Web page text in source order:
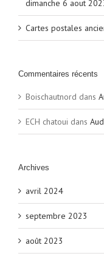
dimanche 6 aout
Cartes postales
Commentaires récents
Boischautnord dans
ECH chatoui dans
Archives
avril 2024
septembre 2023
août 2023